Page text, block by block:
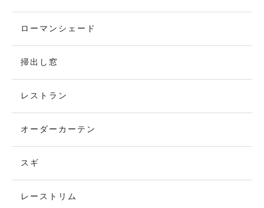
ローマンシェード
掃出し窓
レストラン
オーダーカーテン
スギ
レーストリム